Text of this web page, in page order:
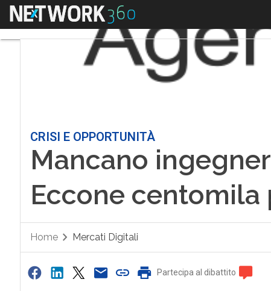
Menu
CRISI E OPPORTUNITÀ
Mancano
Eccone centomila
Home Mercati Digitali
Partecipa al dibattito